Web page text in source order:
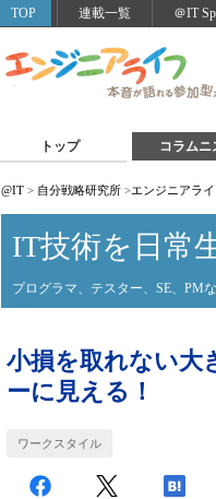
TOP 連載一覧 ＠IT
トップ コラムニ
@IT > 自分戦略研究所 >エンジニアライ
IT技術を日常
プログラマ、テスター、SE、PM
小損を取れない大
ーに見える！
ワークスタイル